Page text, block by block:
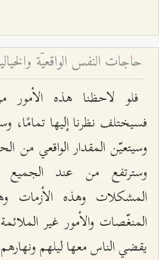
حاجات النفس الواقعيّة
فلو لاحظنا هذه الأمور
فسيختلف نظرنا إليها تمامًا،
وسيتعيّن المقدار الواقعي من
وسترتفع من عند الجميع
المشكلات وهذه الأزمات
المنغّصات والأمور غير
يقضي الناس معها ليلهم